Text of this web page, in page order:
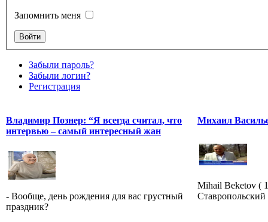
Запомнить меня
Забыли пароль?
Забыли логин?
Регистрация
Владимир Познер: “Я всегда считал, что
интервью – самый интересный жан
- Вообще, день рождения для вас грустный
праздник?
Михаил
Mihail Beketov (
Ставропольский